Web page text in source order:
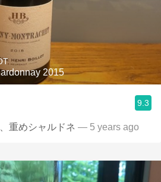
2015
9.3
重めシャルドネ — 5 years ago